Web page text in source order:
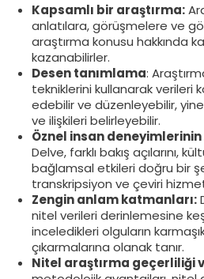
Kapsamlı bir araştırma:
anlatılara, görüşmelere ve
araştırma konusu hakkında
kazanabilirler.
Desen tanımlama:
tekniklerini kullanarak verileri
edebilir ve düzenleyebilir,
ve ilişkileri belirleyebilir.
Öznel insan
Delve, farklı bakış açılarını,
bağlamsal etkileri doğru bir
transkripsiyon ve çeviri
Zengin anlam katmanları:
nitel verileri derinlemesine
inceledikleri olguların
çıkarmalarına olanak tanır.
Nitel araştırma geçerliliği